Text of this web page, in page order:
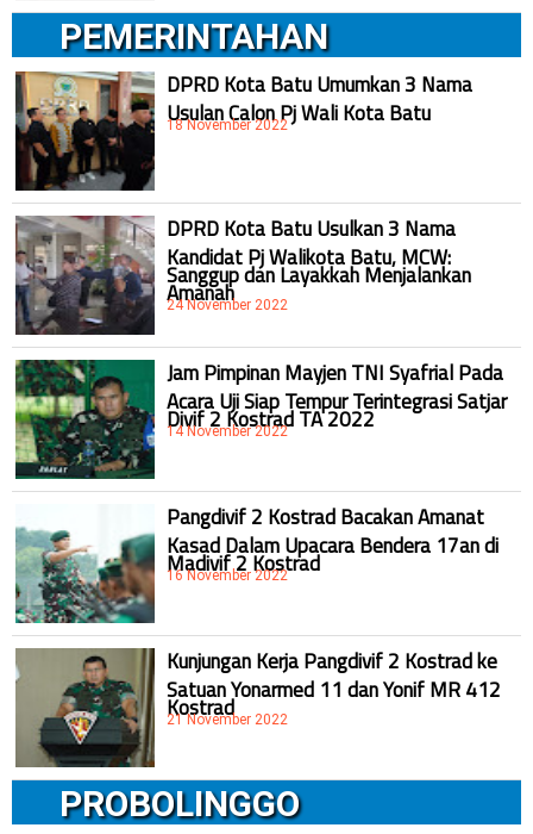
PEMERINTAHAN
DPRD Kota Batu Umumkan 3 Nama
Usulan Calon Pj Wali Kota Batu
18 November 2022
DPRD Kota Batu Usulkan 3 Nama
Kandidat Pj Walikota Batu, MCW:
Sanggup dan Layakkah Menjalankan
Amanah
24 November 2022
Jam Pimpinan Mayjen TNI Syafrial Pada
Acara Uji Siap Tempur Terintegrasi Satjar
Divif 2 Kostrad TA 2022
14 November 2022
Pangdivif 2 Kostrad Bacakan Amanat
Kasad Dalam Upacara Bendera 17an di
Madivif 2 Kostrad
16 November 2022
Kunjungan Kerja Pangdivif 2 Kostrad ke
Satuan Yonarmed 11 dan Yonif MR 412
Kostrad
21 November 2022
PROBOLINGGO